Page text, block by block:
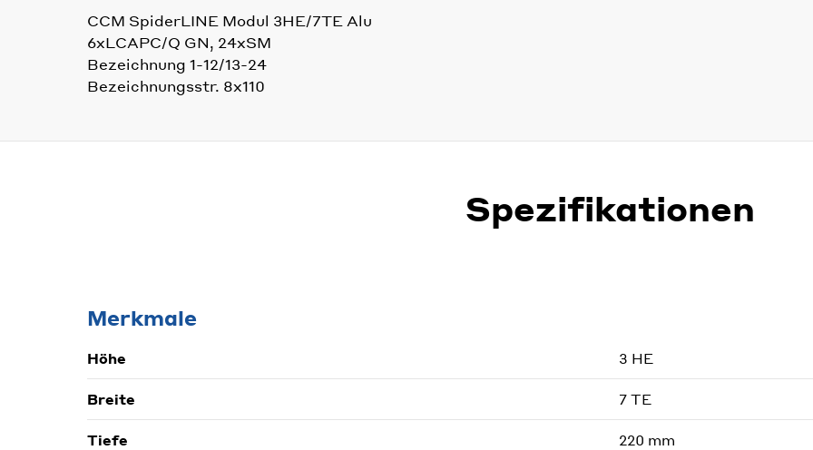
CCM SpiderLINE Modul 3HE/7TE Alu
6xLCAPC/Q GN, 24xSM
Bezeichnung 1-12/13-24
Bezeichnungsstr. 8x110
Spezifikationen
Merkmale
Höhe 3 HE
Breite 7 TE
Tiefe 220 mm